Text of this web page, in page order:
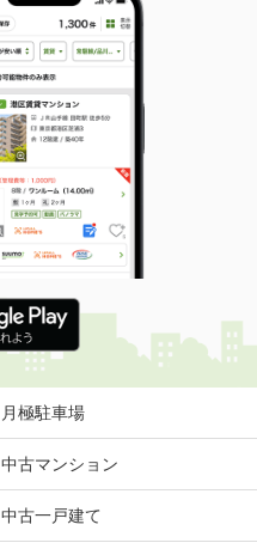
月極駐車場
中古マンション
中古一戸建て